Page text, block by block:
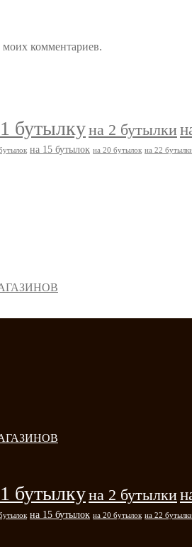
моих комментариев.
бутылкуна 2 бутылки
на 15 бутылок на 20 бутылок на 22
бутылкуна 2 бутылки
на 15 бутылок на 20 бутылок на 22